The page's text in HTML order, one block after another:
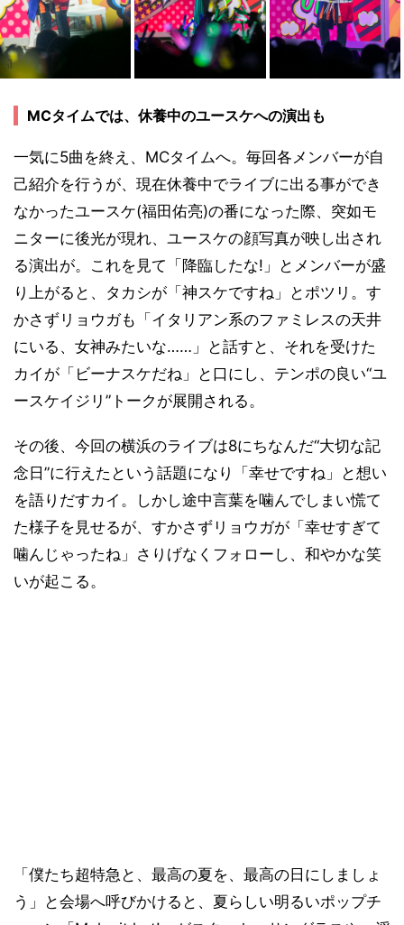
MCタイムでは、休養中のユースケへの演出も
一気に5曲を終え、MCタイムへ。毎回各メンバーが自
己紹介を行うが、現在休養中でライブに出る事ができ
なかったユースケ(福田佑亮)の番になった際、突如モ
ニターに後光が現れ、ユースケの顔写真が映し出され
る演出が。これを見て「降臨したな!」とメンバーが盛
り上がると、タカシが「神スケですね」とポツリ。す
かさずリョウガも「イタリアン系のファミレスの天井
にいる、女神みたいな……」と話すと、それを受けた
カイが「ビーナスケだね」と口にし、テンポの良い“ユ
ースケイジリ”トークが展開される。
その後、今回の横浜のライブは8にちなんだ“大切な記
念日”に行えたという話題になり「幸せですね」と想い
を語りだすカイ。しかし途中言葉を噛んでしまい慌て
た様子を見せるが、すかさずリョウガが「幸せすぎて
噛んじゃったね」さりげなくフォローし、和やかな笑
いが起こる。
「僕たち超特急と、最高の夏を、最高の日にしましょ
う」と会場へ呼びかけると、夏らしい明るいポップチ